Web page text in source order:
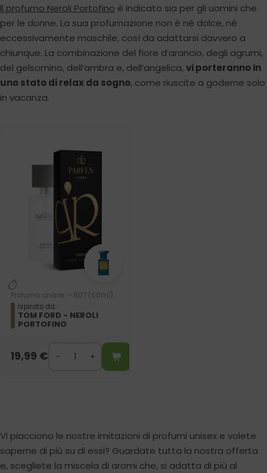
Il profumo Neroli Portofino è indicato sia per gli uomini che
per le donne. La sua profumazione non è né dolce, né
eccessivamente maschile, così da adattarsi davvero a
chiunque. La combinazione del fiore d’arancio, degli agrumi,
del gelsomino, dell’ambra e, dell’angelica, vi porteranno in
uno stato di relax da sogno, come riuscite a goderne solo
in vacanza.
Profumo unisex – 807 (50ml)
Ispirato da:
TOM FORD - NEROLI
PORTOFINO
19,99 €
Vi piacciono le nostre imitazioni di profumi unisex e volete
saperne di più su di essi? Guardate tutta la nostra offerta
e, scegliete la miscela di aromi che, si adatta di più al